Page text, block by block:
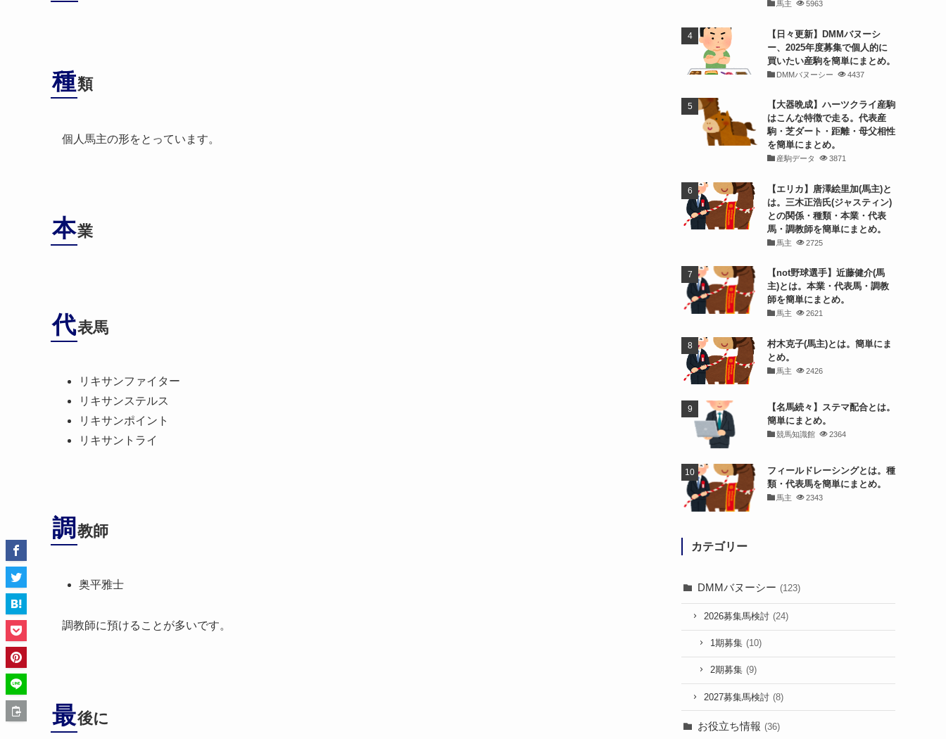
種類
個人馬主の形をとっています。
本業
代表馬
リキサンファイター
リキサンステルス
リキサンポイント
リキサントライ
調 教師
奥平雅士
調教師に預けることが多いです。
最後に
馬主 5963
【日々更新】DMMバヌーシ
ー、2025年度募集で個人的に
買いたい産駒を簡単にまとめ。
DMMバヌーシー 4437
【大器晩成】ハーツクライ産駒
はこんな特徴で走る。代表産
駒・芝ダート・距離・母父相性
を簡単にまとめ。
産駒データ 3871
【エリカ】唐澤絵里加(馬主)と
は。三木正浩氏(ジャスティン)
との関係・種類・本業・代表
馬・調教師を簡単にまとめ。
馬主 2725
【not野球選手】近藤健介(馬
主)とは。本業・代表馬・調教
師を簡単にまとめ。
馬主 2621
村木克子(馬主)とは。簡単にま
とめ。
馬主 2426
【名馬続々】ステマ配合とは。
簡単にまとめ。
競馬知識館 2364
フィールドレーシングとは。種
類・代表馬を簡単にまとめ。
馬主 2343
カテゴリー
DMMバヌーシー (123)
2026募集馬検討 (24)
1期募集 (10)
2期募集 (9)
2027募集馬検討 (8)
お役立ち情報 (36)